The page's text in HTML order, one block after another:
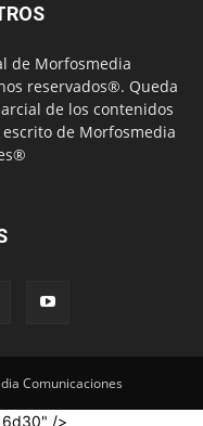
de Morfosmedia
reservados®. Queda
de los contenidos
de Morfosmedia
Comunicaciones
/>